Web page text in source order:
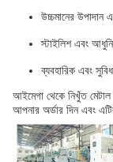
উচ্চমানের উপাদান
স্টাইলিশ এবং
ব্যবহারিক এবং
আইমেগা থেকে নিখুঁত
আপনার অর্ডার দিন এবং